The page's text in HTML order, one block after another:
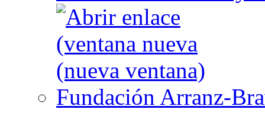
Fundación Arranz-